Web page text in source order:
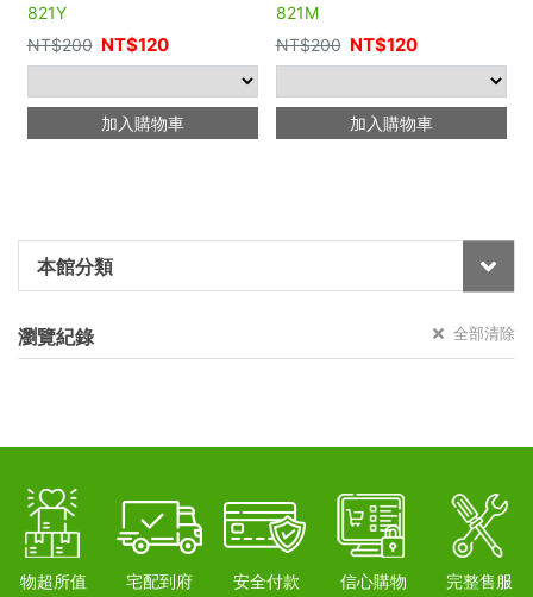
本館分類
瀏覽紀錄 全部清除
821Y
NT$200 NT$120
加入購物車
821M
NT$200 NT$120
加入購物車
物超所值 宅配到府 安全付款 信心購物 完整售服